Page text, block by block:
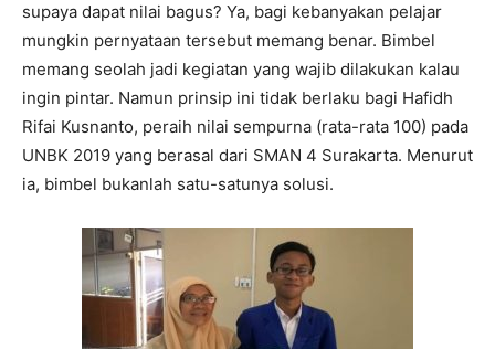
supaya dapat nilai bagus? Ya, bagi kebanyakan pelajar
mungkin pernyataan tersebut memang benar. Bimbel
memang seolah jadi kegiatan yang wajib dilakukan kalau
ingin pintar. Namun prinsip ini tidak berlaku bagi Hafidh
Rifai Kusnanto, peraih nilai sempurna (rata-rata 100) pada
UNBK 2019 yang berasal dari SMAN 4 Surakarta. Menurut
ia, bimbel bukanlah satu-satunya solusi.